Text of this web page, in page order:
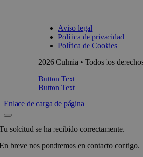
Aviso legal
Política de privacidad
Política de Cookies
2026 Culmia • Todos los
Button Text
Button Text
Enlace de carga de página
Tu solcitud se ha recibido correctamente.
En breve nos pondremos en contacto contigo.